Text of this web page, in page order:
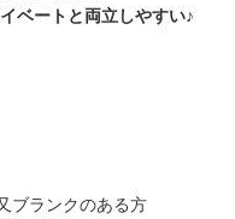
ベートと両立しやすい♪
ブランクのある方